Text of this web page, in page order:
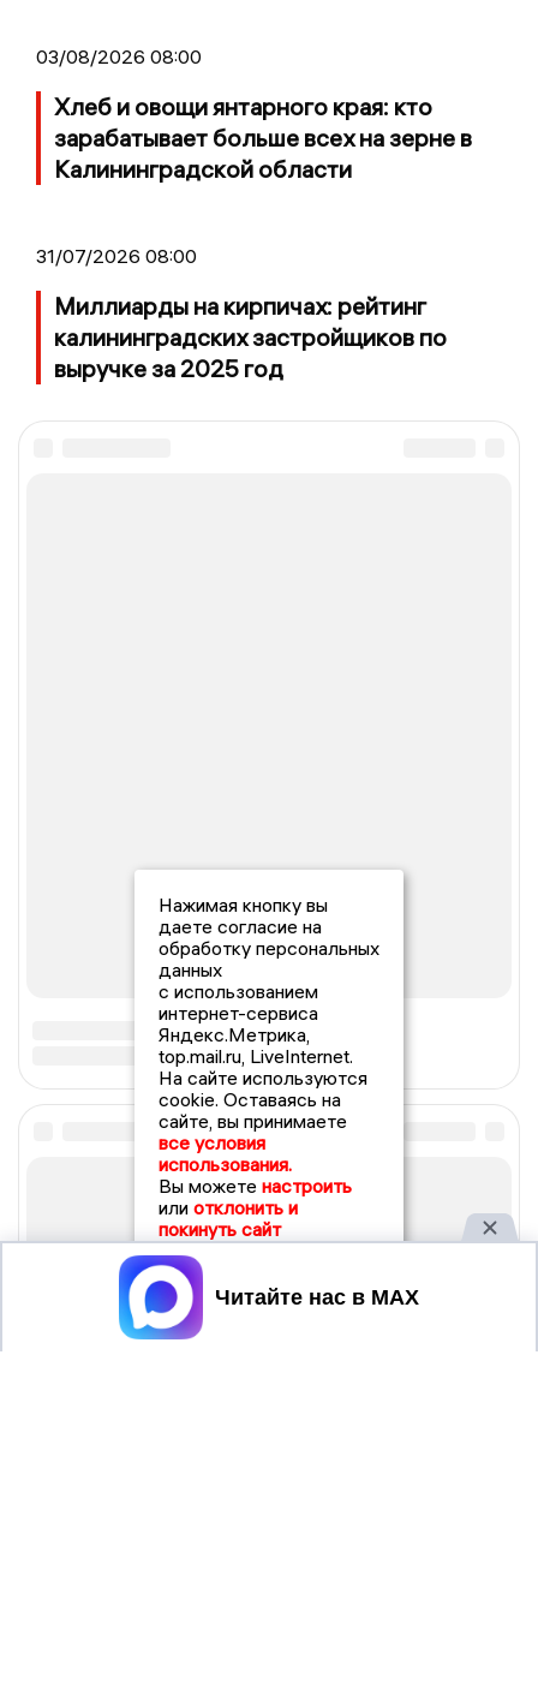
03/08/2026 08:00
Хлеб и овощи янтарного края: кто
зарабатывает больше всех на зерне в
Калининградской области
31/07/2026 08:00
Миллиарды на кирпичах: рейтинг
калининградских застройщиков по
выручке за 2025 год
Нажимая кнопку вы
даете согласие на
обработку персональных
данных
с использованием
интернет-сервиса
Яндекс.Метрика,
top.mail.ru, LiveInternet.
На сайте используются
cookie. Оставаясь на
сайте, вы принимаете
все условия
использования.
Вы можете настроить
или отклонить и
покинуть сайт
Принять